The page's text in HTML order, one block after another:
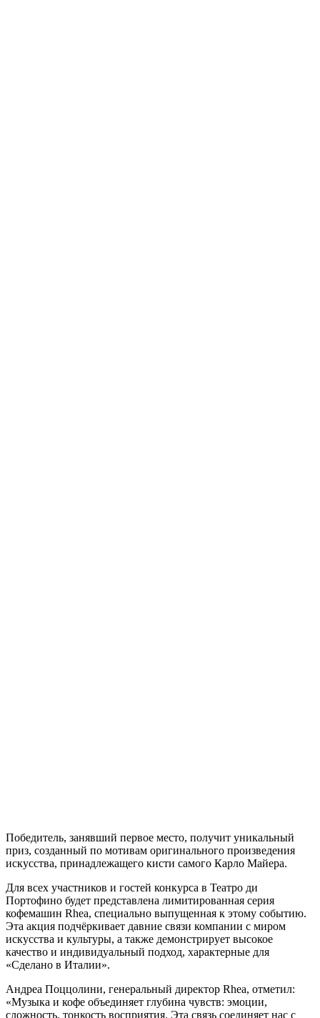
Победитель, занявший первое место, получит уникальный
приз, созданный по мотивам оригинального произведения
искусства, принадлежащего кисти самого Карло Майера.
Для всех участников и гостей конкурса в Театро ди
Портофино будет представлена лимитированная серия
кофемашин Rhea, специально выпущенная к этому событию.
Эта акция подчёркивает давние связи компании с миром
искусства и культуры, а также демонстрирует высокое
качество и индивидуальный подход, характерные для
«Сделано в Италии».
Андреа Поццолини, генеральный директор Rhea, отметил:
«Музыка и кофе объединяет глубина чувств: эмоции,
сложность, тонкость восприятия. Эта связь соединяет нас с